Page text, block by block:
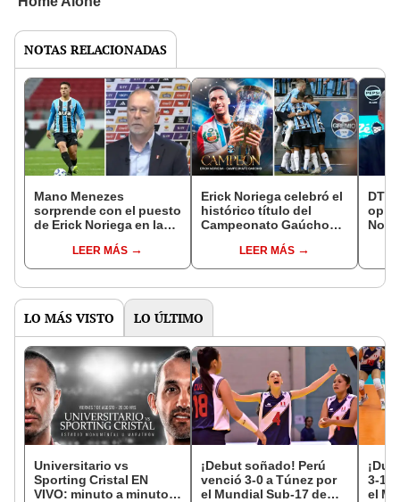
NOTAS RELACIONADAS
Mano Menezes
sorprende con el puesto
de Erick Noriega en la
evolucionado
atléticamente"
LEER MÁS
Erick Noriega celebró el
histórico título del
Campeonato Gaúcho
asistencia y gritó
campeón
LEER MÁS
DT
LO MÁS VISTO LO ÚLTIMO
Universitario vs
Sporting Cristal EN
VIVO: minuto a minuto
¡Debut soñado! Perú
venció 3-0 a Túnez por
el Mundial Sub-17 de
3-1
el